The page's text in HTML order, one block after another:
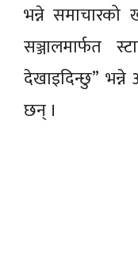
भन्ने
सञ्जालमार्फत
देखाइदिन्छु” भन्ने
छन् ।